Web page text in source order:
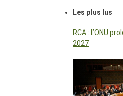
Les plus lus
RCA : l’ONU
2027